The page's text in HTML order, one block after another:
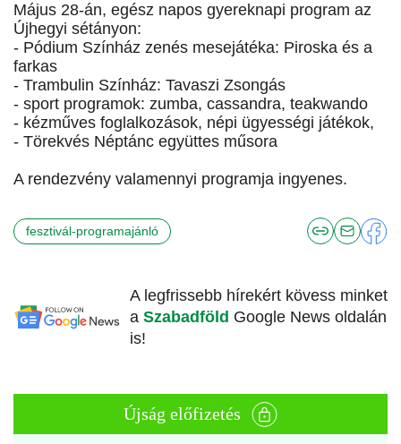
Május 28-án, egész napos gyereknapi program az
Újhegyi sétányon:
- Pódium Színház zenés mesejátéka: Piroska és a
farkas
- Trambulin Színház: Tavaszi Zsongás
- sport programok: zumba, cassandra, teakwando
- kézműves foglalkozások, népi ügyességi játékok,
- Törekvés Néptánc együttes műsora
A rendezvény valamennyi programja ingyenes.
fesztivál-programajánló
A legfrissebb hírekért kövess minket
a Szabadföld Google News oldalán
is!
Újság előfizetés